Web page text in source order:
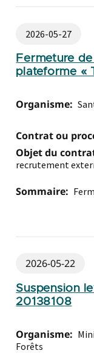
Fermeture
plateforme «
2026-05-27
Organisme:
Contrat ou
Objet du
recrutement
Sommaire:
Suspension
20138108
2026-05-22
Organisme:
Forêts